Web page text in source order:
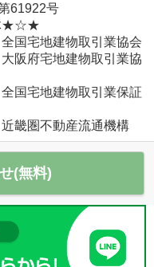
61922号
★☆★
国宅地建物取引業協会
阪府宅地建物取引業協
国宅地建物取引業保証
畿圏不動産流通機構
(無料)